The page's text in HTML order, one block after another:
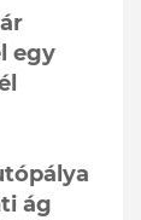
egy
ág